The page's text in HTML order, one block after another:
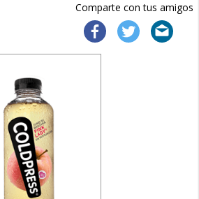
Comparte con tus amigos